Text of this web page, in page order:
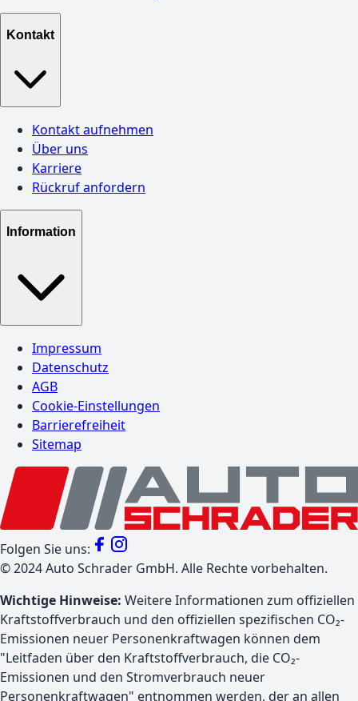
Kontakt
Kontakt aufnehmen
Über uns
Karriere
Rückruf anfordern
Information
Impressum
Datenschutz
AGB
Cookie-Einstellungen
Barrierefreiheit
Sitemap
Folgen Sie uns:
©2024Auto Schrader GmbH. Alle Rechte vorbehalten.
Wichtige Hinweise: Weitere Informationen zum offiziellen
Kraftstoffverbrauch und den offiziellen spezifischen CO₂-
Emissionen neuer Personenkraftwagen können dem
"Leitfaden über den Kraftstoffverbrauch, die CO₂-
Emissionen und den Stromverbrauch neuer
Personenkraftwagen" entnommen werden, der an allen